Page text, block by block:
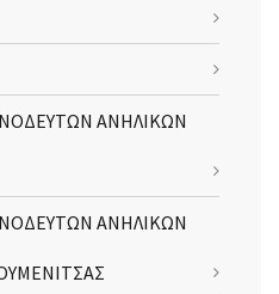
ΑΝΗΛΙΚΩΝ
ΑΝΗΛΙΚΩΝ